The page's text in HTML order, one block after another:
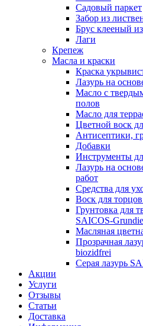
Садовый паркет
Забор из
Брус клееный
Лаги
Крепеж
Масла и краски
Краска
Лазурь на
Масло с
полов
Масло для
Цветной воск
Антисептики,
Добавки
Инструменты
Лазурь на
работ
Средства для
Воск для
Грунтовка для
SAICOS-
Масляная
Прозрачная
biozidfrei
Серая лазурь
Акции
Услуги
Отзывы
Статьи
Доставка